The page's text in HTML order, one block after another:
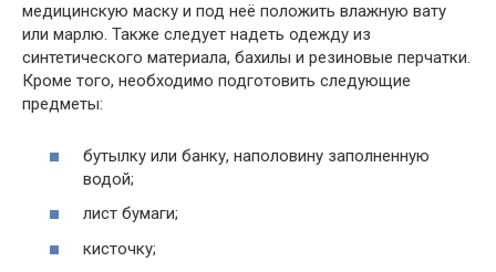
медицинскую маску и под неё положить влажную вату
или марлю. Также следует надеть одежду из
синтетического материала, бахилы и резиновые перчатки.
Кроме того, необходимо подготовить следующие
предметы:
бутылку или банку, наполовину заполненную
водой;
лист бумаги;
кисточку;